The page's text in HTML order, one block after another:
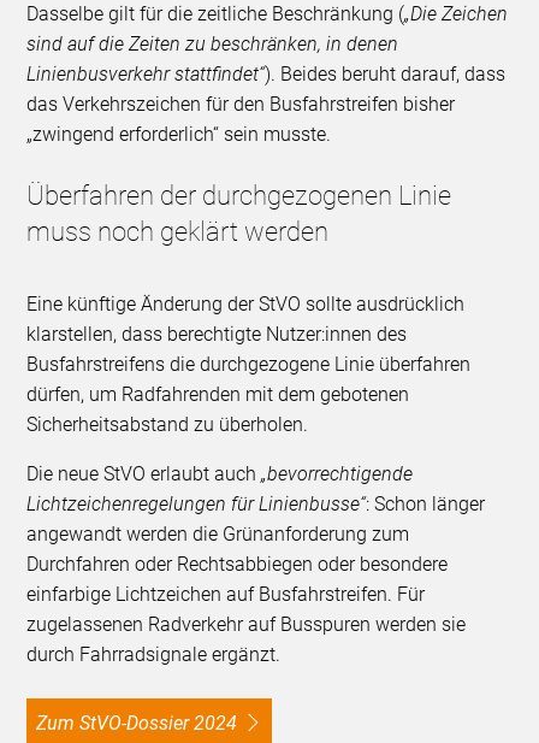
Dasselbe gilt für die zeitliche Beschränkung („Die Zeichen
sind auf die Zeiten zu beschränken, in denen
Linienbusverkehr stattfindet“). Beides beruht darauf, dass
das Verkehrszeichen für den Busfahrstreifen bisher
„zwingend erforderlich“ sein musste.
Überfahren der durchgezogenen Linie
muss noch geklärt werden
Eine künftige Änderung der StVO sollte ausdrücklich
klarstellen, dass berechtigte Nutzer:innen des
Busfahrstreifens die durchgezogene Linie überfahren
dürfen, um Radfahrenden mit dem gebotenen
Sicherheitsabstand zu überholen.
Die neue StVO erlaubt auch„bevorrechtigende
Lichtzeichenregelungen für Linienbusse“: Schon länger
angewandt werden die Grünanforderung zum
Durchfahren oder Rechtsabbiegen oder besondere
einfarbige Lichtzeichen auf Busfahrstreifen. Für
zugelassenen Radverkehr auf Busspuren werden sie
durch Fahrradsignale ergänzt.
Zum StVO-Dossier 2024